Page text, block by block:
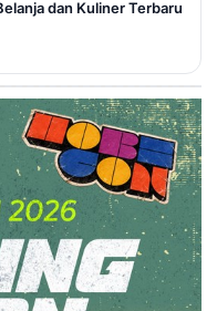
dan Kuliner Terbaru